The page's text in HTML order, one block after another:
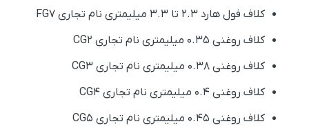
کلاف فول هارد ۲.3 تا 3.3 میلیمتری نام تجاری FG7
کلاف روغنی 0.35 میلیمتری نام تجاری CG2
کلاف روغنی 0.38 میلیمتری نام تجاری CG3
کلاف روغنی 0.4 میلیمتری نام تجاری CG4
کلاف روغنی 0.45 میلیمتری نام تجاری CG5